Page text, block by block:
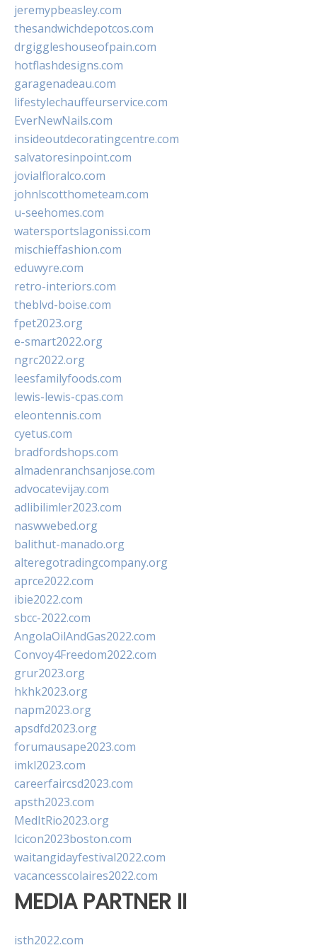
jeremypbeasley.com
thesandwichdepotcos.com
drgiggleshouseofpain.com
hotflashdesigns.com
garagenadeau.com
lifestylechauffeurservice.com
EverNewNails.com
insideoutdecoratingcentre.com
salvatoresinpoint.com
jovialfloralco.com
johnlscotthometeam.com
u-seehomes.com
watersportslagonissi.com
mischieffashion.com
eduwyre.com
retro-interiors.com
theblvd-boise.com
fpet2023.org
e-smart2022.org
ngrc2022.org
leesfamilyfoods.com
lewis-lewis-cpas.com
eleontennis.com
cyetus.com
bradfordshops.com
almadenranchsanjose.com
advocatevijay.com
adlibilimler2023.com
naswwebed.org
balithut-manado.org
alteregotradingcompany.org
aprce2022.com
ibie2022.com
sbcc-2022.com
AngolaOilAndGas2022.com
Convoy4Freedom2022.com
grur2023.org
hkhk2023.org
napm2023.org
apsdfd2023.org
forumausape2023.com
imkl2023.com
careerfaircsd2023.com
apsth2023.com
MedItRio2023.org
lcicon2023boston.com
waitangidayfestival2022.com
vacancesscolaires2022.com
MEDIA PARTNER II
isth2022.com